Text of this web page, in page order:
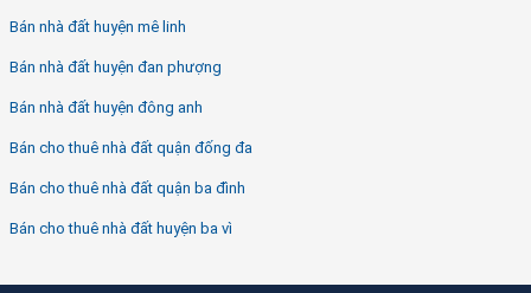
Bán nhà đất huyện mê linh
Bán nhà đất huyện đan phượng
Bán nhà đất huyện đông anh
Bán cho thuê nhà đất quận đống đa
Bán cho thuê nhà đất quận ba đình
Bán cho thuê nhà đất huyện ba vì